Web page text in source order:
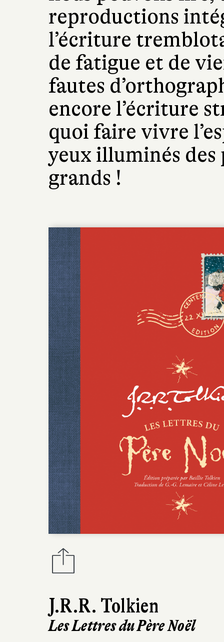
J.R.R. Tolkien
Les Lettres du Père Noël
reproductions
l’écriture
de fatigue et de
fautes
encore l’écriture
quoi faire vivre
yeux illuminés des
grands !